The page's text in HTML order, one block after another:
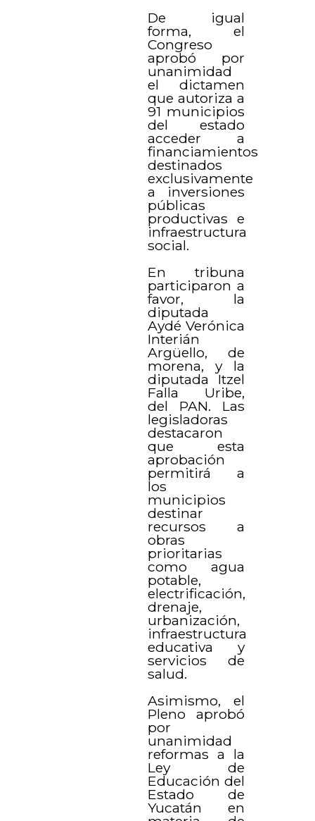
De igual
forma, el
Congreso
aprobó por
unanimidad
el dictamen
que autoriza a
91 municipios
del estado
acceder a
financiamientos
destinados
exclusivamente
a inversiones
públicas
productivas e
infraestructura
social.
En tribuna
participaron a
favor, la
diputada
Aydé Verónica
Interián
Argüello, de
morena, y la
diputada Itzel
Falla Uribe,
del PAN. Las
legisladoras
destacaron
que esta
aprobación
permitirá a
los
municipios
destinar
recursos a
obras
prioritarias
como agua
potable,
electrificación,
drenaje,
urbanización,
infraestructura
educativa y
servicios de
salud.
Asimismo, el
Pleno aprobó
por
unanimidad
reformas a la
Ley de
Educación del
Estado de
Yucatán en